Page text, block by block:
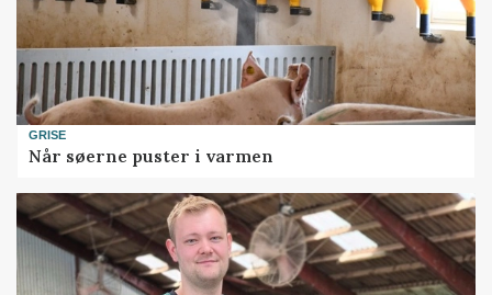
GRISE
Når søerne puster i varmen